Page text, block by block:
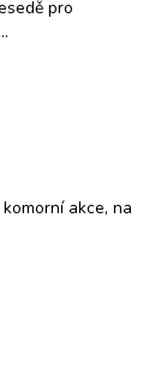
pro
akce, na